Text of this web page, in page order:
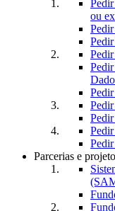
ou
Parcerias e